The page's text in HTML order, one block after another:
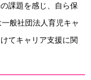
課題を感じ、自ら保
般社団法人育児キャ
てキャリア支援に関